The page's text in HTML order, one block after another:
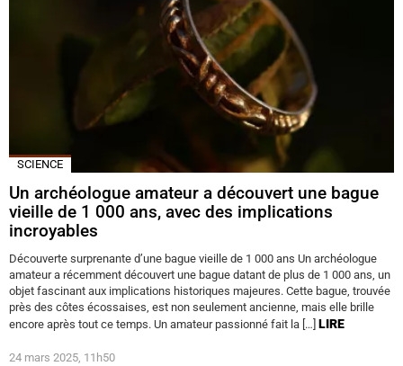
SCIENCE
Un archéologue amateur a découvert une bague
vieille de 1 000 ans, avec des implications
incroyables
Découverte surprenante d’une bague vieille de 1 000 ans Un archéologue
amateur a récemment découvert une bague datant de plus de 1 000 ans, un
objet fascinant aux implications historiques majeures. Cette bague, trouvée
près des côtes écossaises, est non seulement ancienne, mais elle brille
encore après tout ce temps. Un amateur passionné fait la […] LIRE
24 mars 2025, 11h50